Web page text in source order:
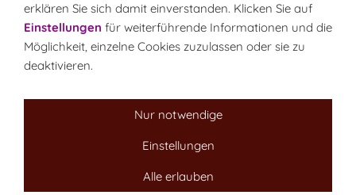
Monatsrätsel
Rätseln & Gewinnen!
LINK-Hinweis
Über unsKontakt
erklären Sie sich damit einverstanden. Klicken Sie auf
Einstellungen für weiterführende Informationen und die
Möglichkeit, einzelne Cookies zuzulassen oder sie zu
deaktivieren.
Nur notwendige
Einstellungen
Alle erlauben